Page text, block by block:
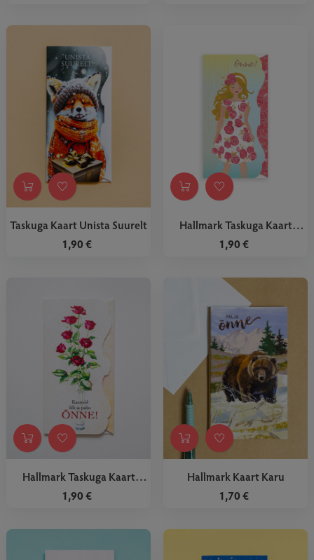
Taskuga Kaart Unista Suurelt
1,90 €
Hallmark Taskuga Kaart
Tüdruk
1,90 €
Hallmark Taskuga Kaart
Roosid
1,90 €
Hallmark Kaart Karu
1,70 €